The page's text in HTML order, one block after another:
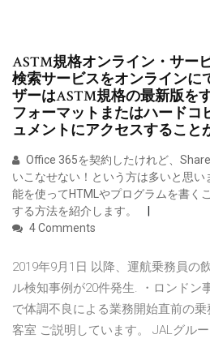
ASTM規格オンライン・サー
検索サービスをオンラインに
ザーはASTM規格の最新版を
フォーマットまたはハードコ
ュメントにアクセスすること
Office 365を契約したけれど、
いこなせない！という方は多いと思
能を使ってHTMLやプログラムを書く
する方法を紹介します。
4 Comments
2019年9月1日 以降、運航乗務員の
ル検知事例が20件発生. ・ロンドン
で体調不良による業務開始直前の
客室 ご説明しています。 JALグル